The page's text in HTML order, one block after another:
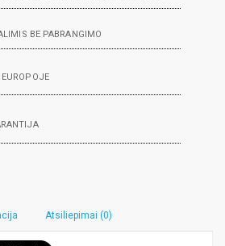
BE PABRANGIMO
Atsiliepimai (0)